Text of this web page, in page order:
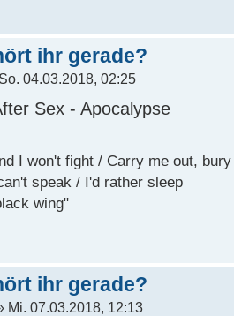
ihr gerade?
04.03.2018, 02:25
Sex - Apocalypse
I won't fight / Carry me out,
speak / I'd rather sleep
wing"
ihr gerade?
Mi. 07.03.2018, 12:13